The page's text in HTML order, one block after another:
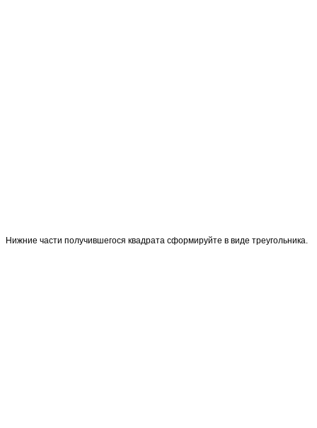
Нижние части получившегося квадрата сформируйте в виде треугольника.